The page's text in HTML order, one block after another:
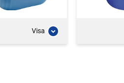
Visa